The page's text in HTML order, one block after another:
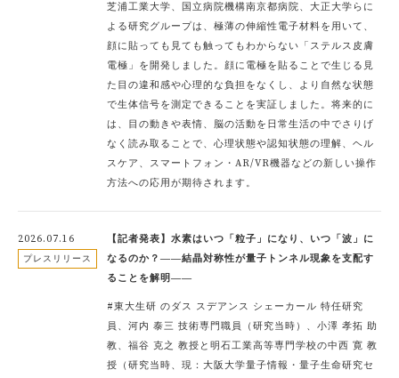
芝浦工業大学、国立病院機構南京都病院、大正大学らに
よる研究グループは、極薄の伸縮性電子材料を用いて、
顔に貼っても見ても触ってもわからない「ステルス皮膚
電極」を開発しました。顔に電極を貼ることで生じる見
た目の違和感や心理的な負担をなくし、より自然な状態
で生体信号を測定できることを実証しました。将来的に
は、目の動きや表情、脳の活動を日常生活の中でさりげ
なく読み取ることで、心理状態や認知状態の理解、ヘル
スケア、スマートフォン・AR/VR機器などの新しい操作
方法への応用が期待されます。
2026.07.16
プレスリリース
【記者発表】水素はいつ「粒子」になり、いつ「波」に
なるのか？――結晶対称性が量子トンネル現象を支配す
ることを解明――
#東大生研 のダス スデアンス シェーカール 特任研究
員、河内 泰三 技術専門職員（研究当時）、小澤 孝拓 助
教、福谷 克之 教授と明石工業高等専門学校の中西 寛 教
授（研究当時、現：大阪大学量子情報・量子生命研究セ